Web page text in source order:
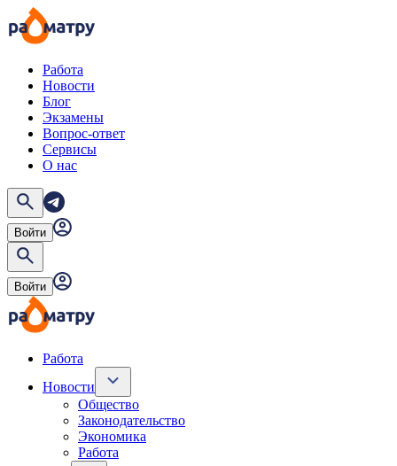
Работа
Новости
Блог
Экзамены
Вопрос-ответ
Сервисы
О нас
Войти
Войти
Работа
Новости
Общество
Законодательство
Экономика
Работа